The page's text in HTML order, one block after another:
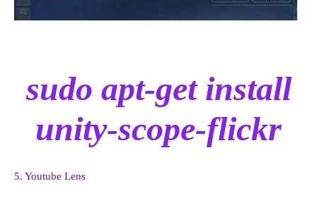
sudo apt-get install
unity-scope-flickr
5. Youtube Lens